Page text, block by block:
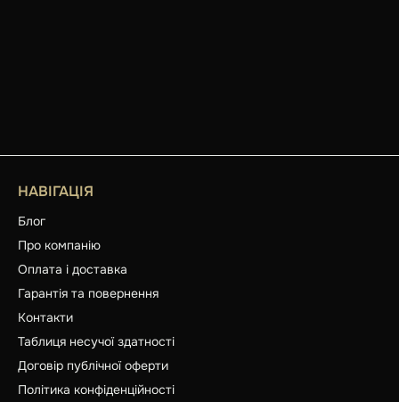
НАВІГАЦІЯ
Блог
Про компанію
Оплата і доставка
Гарантія та повернення
Контакти
Таблиця несучої здатності
Договір публічної оферти
Політика конфіденційності